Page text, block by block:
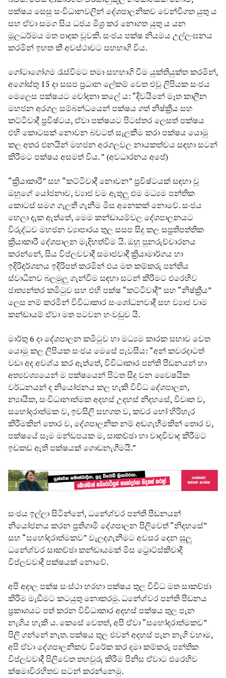
පක්ෂය සෙසු සංවිධානවලින් දේශපාලනිකව වෙන්වීගත යුතු ය
සහ ඒවා සමග සිය ධජය මිශ්‍ර කර නොගත යුතු ය යන
මූලධර්මය මත පාදක වූවකි. සංජය පක්ෂ නියමය උල්ලංඝනය
කරමින් ඉහත කී අවස්ථාවට සහභාගි විය.
ගෝටාගෝගම රැස්වීමට තමා සහභාගි වීම යුක්තියුක්ත කරමින්,
අගෝස්තු 15 දා සසප ප්‍රධාන ලේකම් වෙත එවූ ලිපියක සංජය
මෙලෙස පක්ෂයට චෝදනා කලේ ය: “දිවයිනේ මෑත කාලීන
මහජන අරගල සම්බන්ධයෙන් පක්ෂය ගත් නිෂ්ක්‍රීය සහ
කට්ටිවාදී ප්‍රවිෂ්ටය, ඒවා පක්ෂයට පිටස්තර ලෙසත් පක්ෂය
එහි කොටසක් නොවන බවටත් සැලකීම කරා පක්ෂය යොමු
කල අතර එනයින් මහජන අරගලවල නායකත්වය සඳහා සටන්
කිරීමට පක්ෂය අසමත් විය. ” (අවධාරනය අපේ)
“ක්‍රියාකාරී” සහ “කට්ටිවාදී නොවන” ප්‍රවිෂ්ටයක් සඳහා වූ
ඔහුගේ යෝජනාව, ව්‍යාජ වම ඇතුලු එම මධ්‍යම පන්තික
කොටස් සමග ගැලතී ගැනීම මිස අනෙකක් නොවේ. සංජය
හෙලා දැක ඇත්තේ, මෙම කන්ඩායම්වල දේශපාලනයට
විරුද්ධව මහජන ව්‍යාපාරය තුල සසප සිදු කල සප්‍රතිපත්තික
ක්‍රියාකාරී දේශපාලන මැදිහත්වීම යි. ඔහු පුනරුච්චාරනය
කරන්නේ, සිය විප්ලවවාදී සමාජවාදී ක්‍රියාමාර්ගය හා
ඉදිරිදර්ශනය ඉදිරිපත් කරමින් එය මත කම්කරු පන්තිය
ස්වාධීනව බලමුලු ගැන්වීම සඳහා සටන් කිරීමට එරෙහිව
ජාත්‍යන්තර කමිටුව සහ එහි පක්ෂ “කට්ටිවාදී” සහ “නිෂ්ක්‍රීය”
ලෙස නම් කරමින් විවිධාකාර සංශෝධනවාදී සහ ව්‍යාජ වාම
කන්ඩායම් ඒවා මත පටවන හංවඩුව යි.
මාර්තු 6 දා දේශපාලන කමිටුව හා මධ්‍යම කාරක සභාව වෙත
යොමු කල ලිපියක සංජය මෙසේ පැවසීය: “අන් කවරදාටත්
වඩා අද අවශ්ය කර ඇත්තේ, විවිධාකාර පන්ති පීඩනයන් හා
අත්‍යවශ්‍යයෙන් ම පක්ෂයෙන් පිටත සිදු වන වෛෂයික
වර්ධනයන් ද නියෝජනය කල හැකි විවිධ දේශපාලන,
න්‍යායික, සංවිධානාත්මක අදහස් උදහස් නිදහසේ, විවෘත ව,
සහෝදරාත්මක ව, ඉවසිලි සහගත ව, කවර හෝ හිරිහැර
කිරීමකින් තොර ව, දේශපාලනික නම් අඬගැහීමකින් තොර ව,
පක්ෂයේ සෑම මන්ඩපයක ම, සාකච්ඡා හා වාදවිවාද කිරීමට
ඉඩකඩ ඇති පක්ෂයක් ගොඩනැගීමයි.”
සංජය ඉල්ලා සිටින්නේ, ධනේශ්වර පන්ති පීඩනයන්
නියෝජනය කරන ප්‍රතිගාමී දේශපාලන පිලිවෙත් “නිදහසේ”
සහ “සහෝදරාත්මකව” වැලදගැනීමට අවසර දෙන සුලු
ධනේශ්වර සාකච්ඡා කන්ඩායමක් මිස ට්‍රොට්ස්කිවාදී
විප්ලවවාදී පක්ෂයක් නොවේ.
අපි අදාල පක්ෂ සංස්ථා හරහා පක්ෂය තුල විවිධ මත සාකච්ඡා
කිරීම මැඩීමට කටයුතු නොකරමු. ධනේශ්වර පන්ති පීඩනය
ප්‍රකාශයට පත් කරන විවිධාකාර අදහස් පක්ෂය තුල පැන
නැගිය හැකි ය. කෙසේ වෙතත්, අපි ඒවා “සහෝදරාත්මකව”
පිලි ගන්නේ නැත. පක්ෂය තුල එවන් අදහස් පැන නැගි වහාම,
අපි ඒවා දේශපාලනිකව විරේක කර දමා කම්කරු පන්තික
විප්ලවවාදී පිලිවෙත තහවුරු කිරීම පිනිස ඒවාට එරෙහිව
ක්ෂමාවිරහිතව සටන් කරන්නෙමු.